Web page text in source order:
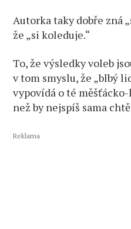
Autorka taky dobře zná
že „si koleduje.“
To, že výsledky voleb
v tom smyslu, že „blbý
vypovídá o té
než by nejspíš sama
Reklama